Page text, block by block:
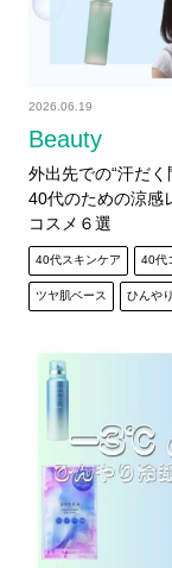
Beauty
2026.06.19
外出先での“汗だく
40代のための涼感
コスメ６選
40代スキンケア 40代
ツヤ肌ベース ひんや